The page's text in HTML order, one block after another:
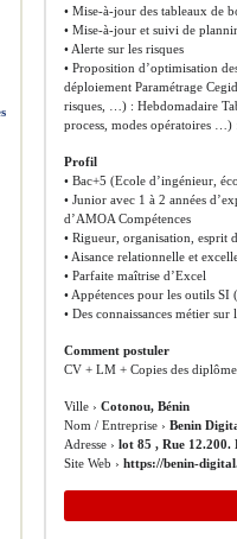
• Mise-à-jour des tableaux de
• Mise-à-jour et suivi de
• Alerte sur les risques
• Proposition d’optimisation
déploiement Paramétrage
risques, …) : Hebdomadaire
process, modes opératoires …) :
Profil
• Bac+5 (Ecole d’ingénieur,
• Junior avec 1 à 2 années
d’AMOA Compétences
• Rigueur, organisation, esprit
• Aisance relationnelle et
• Parfaite maîtrise d’Excel
• Appétences pour les outils SI
• Des connaissances métier
Comment postuler
CV + LM + Copies des
Ville › Cotonou, Bénin
Nom / Entreprise › Benin
Adresse › lot 85 , Rue 12.200.
Site Web › https://benin-